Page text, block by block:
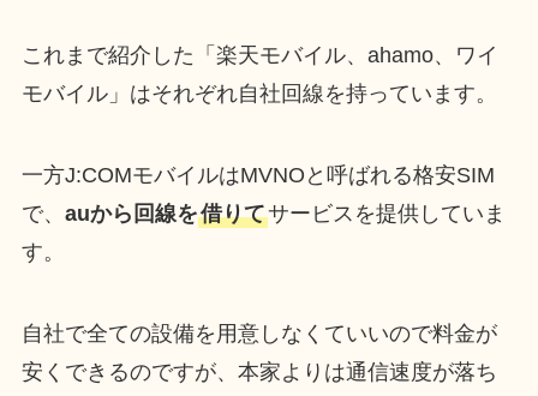
これまで紹介した「楽天モバイル、ahamo、ワイ
モバイル」はそれぞれ自社回線を持っています。
一方J:COMモバイルはMVNOと呼ばれる格安SIM
で、 auから回線を借りてサービスを提供していま
す。
自社で全ての設備を用意しなくていいので料金が
安くできるのですが、本家よりは通信速度が落ち